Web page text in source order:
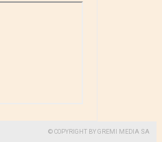
© COPYRIGHT BY GREMI MEDIA SA